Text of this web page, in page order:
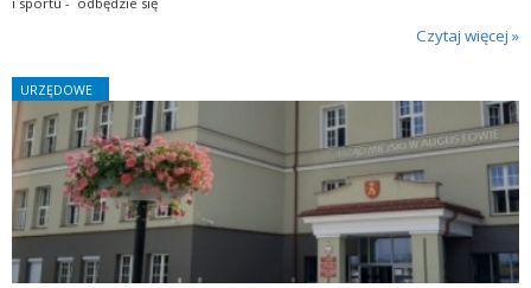
Czytaj więcej »
URZĘDOWE